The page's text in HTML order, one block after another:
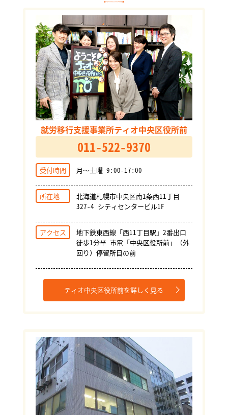
就労移行支援事業所ティオ中央区役所前
011-522-9370
受付時間 月～土曜 9:00-17:00
所在地
北海道札幌市中央区南1条西11丁目
327-4 シティセンタービル1F
アクセス
地下鉄東西線「西11丁目駅」2番出口
徒歩1分半 市電「中央区役所前」（外
回り）停留所目の前
ティオ中央区役所前を詳しく見る